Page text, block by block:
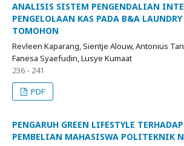
ANALISIS SISTEM PENGENDALIAN
PENGELOLAAN KAS PADA B&A
TOMOHON
Revleen Kaparang, Sientje Alouw, Antonius
Fanesa Syaefudin, Lusye Kumaat
236 - 241
PDF
PENGARUH GREEN LIFESTYLE
PEMBELIAN MAHASISWA POLITEKNIK